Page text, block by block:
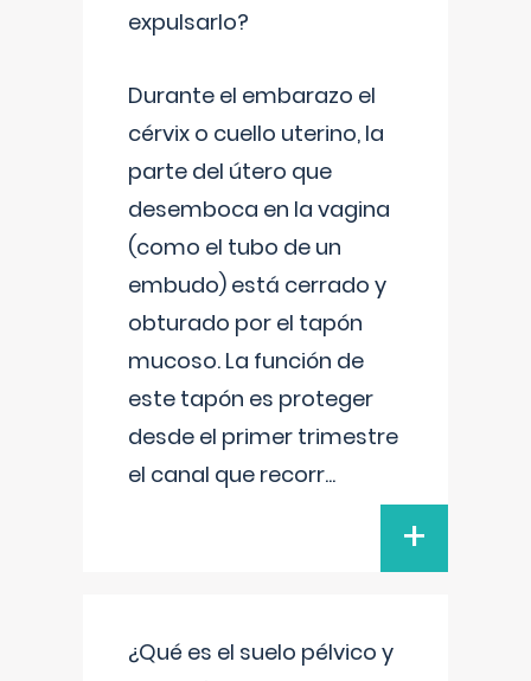
expulsarlo?
Durante el embarazo el
cérvix o cuello uterino, la
parte del útero que
desemboca en la vagina
(como el tubo de un
embudo) está cerrado y
obturado por el tapón
mucoso. La función de
este tapón es proteger
desde el primer trimestre
el canal que recorr...
+
¿Qué es el suelo pélvico y